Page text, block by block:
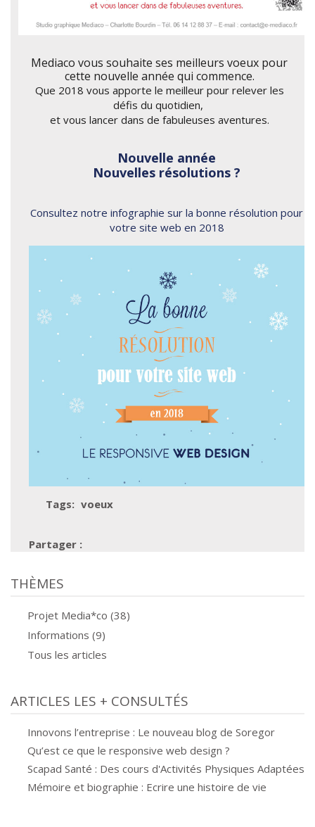
Mediaco vous souhaite ses meilleurs voeux pour
cette nouvelle année qui commence.
Que 2018 vous apporte le meilleur pour relever les
défis du quotidien,
et vous lancer dans de fabuleuses aventures.
Nouvelle année
Nouvelles résolutions ?
Consultez notre infographie sur la bonne résolution pour
votre site web en 2018
Tags: voeux
THÈMES
Projet Media*co (38)
Informations (9)
Tous les articles
ARTICLES LES + CONSULTÉS
Innovons l’entreprise : Le nouveau blog de Soregor
Qu’est ce que le responsive web design ?
Scapad Santé : Des cours d'Activités Physiques Adaptées
Mémoire et biographie : Ecrire une histoire de vie